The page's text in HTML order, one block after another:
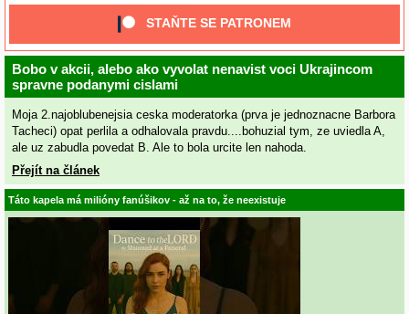
STAŇTE SE PATRONEM
Bobo v akcii, alebo ako vyvolat nenavist voci Ukrajincom
spravne podanymi cislami
Moja 2.najoblubenejsia ceska moderatorka (prva je jednoznacne Barbora
Tacheci) opat perlila a odhalovala pravdu....bohuzial tym, ze uviedla A,
ale uz zabudla povedat B. Ale to bola urcite len nahoda.
Přejít na článek
Táto kapela má milióny fanúšikov - až na to, že neexistuje